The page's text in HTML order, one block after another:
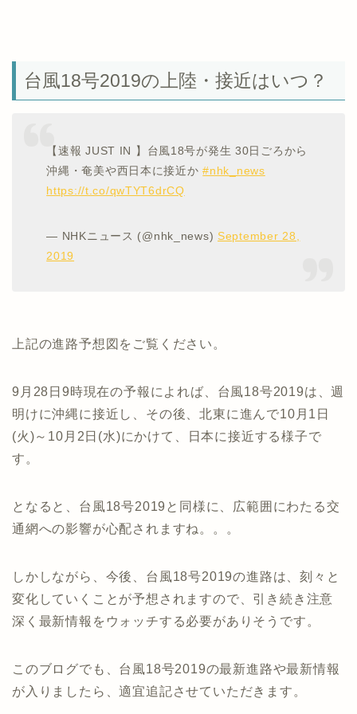
台風18号2019の上陸・接近はいつ？
【速報 JUST IN 】台風18号が発生 30日ごろから
沖縄・奄美や西日本に接近か#nhk_news
https://t.co/qwTYT6drCQ
— NHKニュース (@nhk_news) September 28,
2019
上記の進路予想図をご覧ください。
9月28日9時現在の予報によれば、台風18号2019は、週
明けに沖縄に接近し、その後、北東に進んで10月1日
(火)～10月2日(水)にかけて、日本に接近する様子で
す。
となると、台風18号2019と同様に、広範囲にわたる交
通網への影響が心配されますね。。。
しかしながら、今後、台風18号2019の進路は、刻々と
変化していくことが予想されますので、引き続き注意
深く最新情報をウォッチする必要がありそうです。
このブログでも、台風18号2019の最新進路や最新情報
が入りましたら、適宜追記させていただきます。